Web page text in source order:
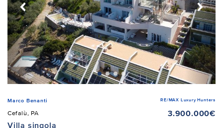
Marco Benanti RE/MAX Luxury Hunters
Cefalù, PA
3.900.000€
Villa singola